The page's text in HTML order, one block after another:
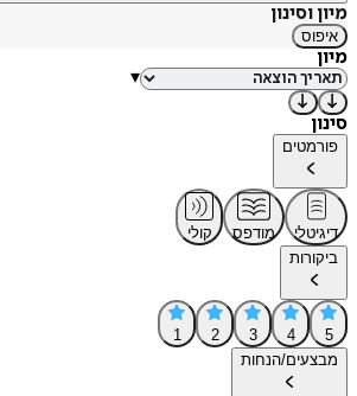
מיון וסינון
איפוס
מיון
▾
סינון
פורמטים
דיגיטלי מודפס
קולי
ביקורות
5
4
3
2
1
מבצעים/הנחות